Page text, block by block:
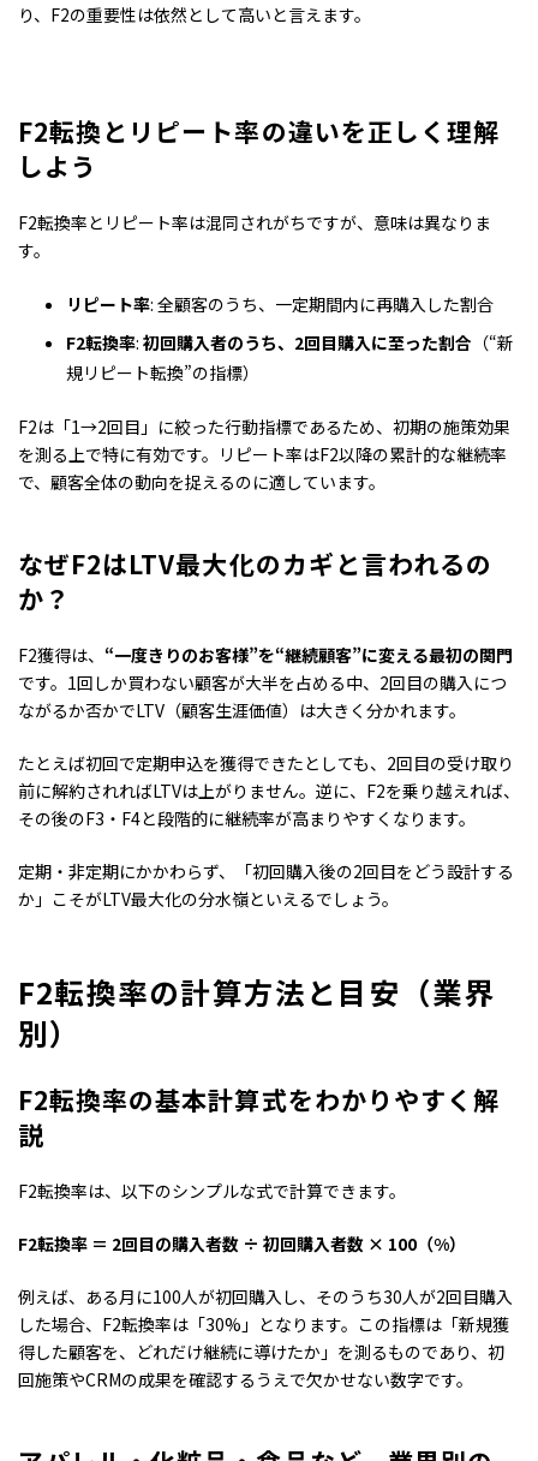
り、F2の重要性は依然として高いと言えます。
F2転換とリピート率の違いを正しく理解
しよう
F2転換率とリピート率は混同されがちですが、意味は異なりま
す。
リピート率: 全顧客のうち、一定期間内に再購入した割合
F2転換率: 初回購入者のうち、2回目購入に至った割合 （“新
規リピート転換”の指標）
F2は「1→2回目」に絞った行動指標であるため、初期の施策効果
を測る上で特に有効です。リピート率はF2以降の累計的な継続率
で、顧客全体の動向を捉えるのに適しています。
なぜF2はLTV最大化のカギと言われるの
か？
F2獲得は、 “一度きりのお客様”を“継続顧客”に変える最初の関門
です。1回しか買わない顧客が大半を占める中、2回目の購入につ
ながるか否かでLTV（顧客生涯価値）は大きく分かれます。
たとえば初回で定期申込を獲得できたとしても、2回目の受け取り
前に解約されればLTVは上がりません。逆に、F2を乗り越えれば、
その後のF3・F4と段階的に継続率が高まりやすくなります。
定期・非定期にかかわらず、「初回購入後の2回目をどう設計する
か」こそがLTV最大化の分水嶺といえるでしょう。
F2転換率の計算方法と目安（業界
別）
F2転換率の基本計算式をわかりやすく解
説
F2転換率は、以下のシンプルな式で計算できます。
F2転換率 ＝ 2回目の購入者数 ÷ 初回購入者数 × 100（%）
例えば、ある月に100人が初回購入し、そのうち30人が2回目購入
した場合、F2転換率は「30%」となります。この指標は「新規獲
得した顧客を、どれだけ継続に導けたか」を測るものであり、初
回施策やCRMの成果を確認するうえで欠かせない数字です。